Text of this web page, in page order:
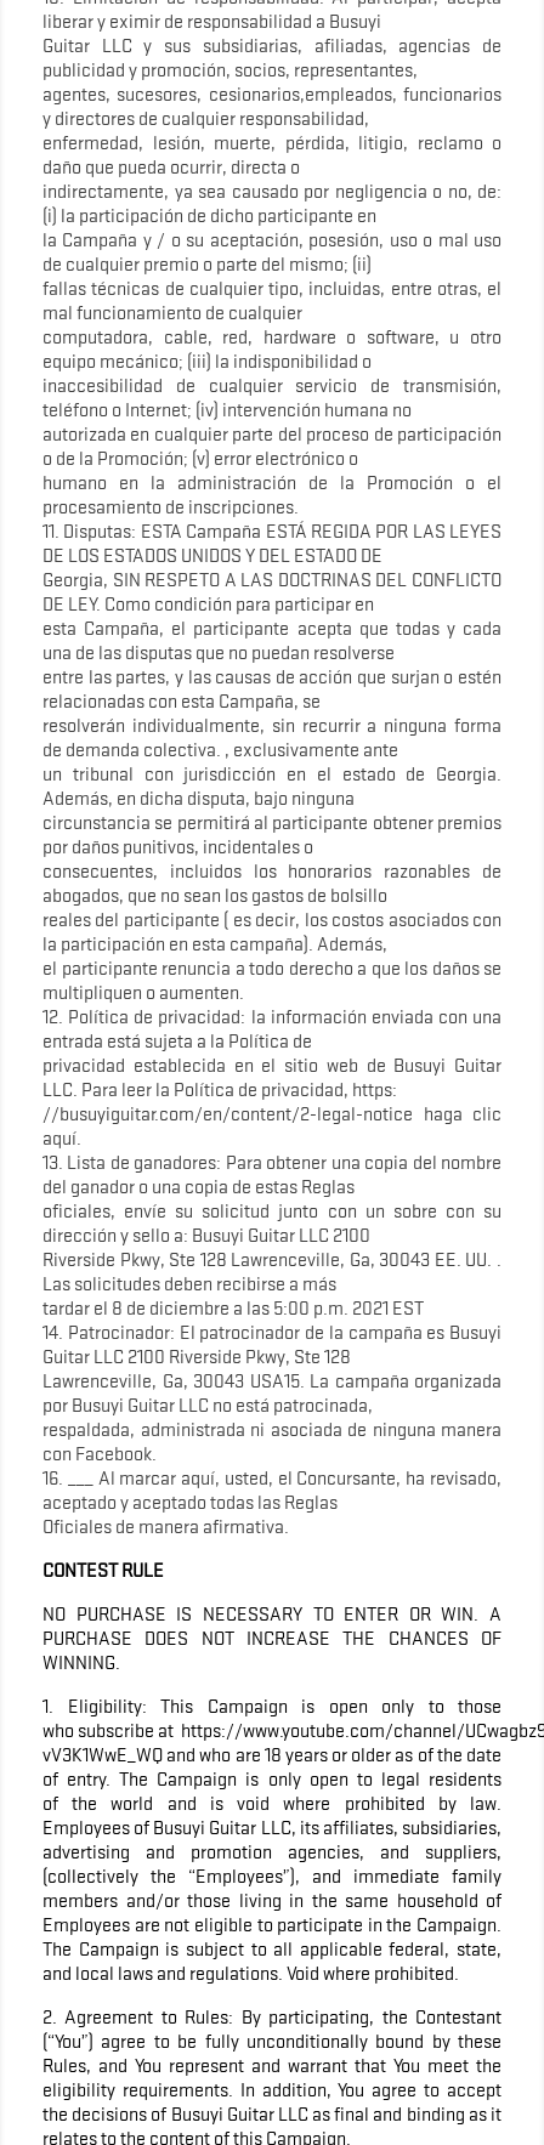
liberar y eximir de responsabilidad a Busuyi
Guitar LLC y sus subsidiarias, afiliadas, agencias de
publicidad y promoción, socios, representantes,
agentes, sucesores, cesionarios,empleados, funcionarios
y directores de cualquier responsabilidad,
enfermedad, lesión, muerte, pérdida, litigio, reclamo o
daño que pueda ocurrir, directa o
indirectamente, ya sea causado por negligencia o no, de:
(i) la participación de dicho participante en
la Campaña y / o su aceptación, posesión, uso o mal uso
de cualquier premio o parte del mismo; (ii)
fallas técnicas de cualquier tipo, incluidas, entre otras, el
mal funcionamiento de cualquier
computadora, cable, red, hardware o software, u otro
equipo mecánico; (iii) la indisponibilidad o
inaccesibilidad de cualquier servicio de transmisión,
teléfono o Internet; (iv) intervención humana no
autorizada en cualquier parte del proceso de participación
o de la Promoción; (v) error electrónico o
humano en la administración de la Promoción o el
procesamiento de inscripciones.
11. Disputas: ESTA Campaña ESTÁ REGIDA POR LAS LEYES
DE LOS ESTADOS UNIDOS Y DEL ESTADO DE
Georgia, SIN RESPETO A LAS DOCTRINAS DEL CONFLICTO
DE LEY. Como condición para participar en
esta Campaña, el participante acepta que todas y cada
una de las disputas que no puedan resolverse
entre las partes, y las causas de acción que surjan o estén
relacionadas con esta Campaña, se
resolverán individualmente, sin recurrir a ninguna forma
de demanda colectiva. , exclusivamente ante
un tribunal con jurisdicción en el estado de Georgia.
Además, en dicha disputa, bajo ninguna
circunstancia se permitirá al participante obtener premios
por daños punitivos, incidentales o
consecuentes, incluidos los honorarios razonables de
abogados, que no sean los gastos de bolsillo
reales del participante ( es decir, los costos asociados con
la participación en esta campaña). Además,
el participante renuncia a todo derecho a que los daños se
multipliquen o aumenten.
12. Política de privacidad: la información enviada con una
entrada está sujeta a la Política de
privacidad establecida en el sitio web de Busuyi Guitar
LLC. Para leer la Política de privacidad, https:
//busuyiguitar.com/en/content/2-legal-notice haga clic
aquí.
13. Lista de ganadores: Para obtener una copia del nombre
del ganador o una copia de estas Reglas
oficiales, envíe su solicitud junto con un sobre con su
dirección y sello a: Busuyi Guitar LLC 2100
Riverside Pkwy, Ste 128 Lawrenceville, Ga, 30043 EE. UU. .
Las solicitudes deben recibirse a más
tardar el 8 de diciembre a las 5:00 p.m. 2021 EST
14. Patrocinador: El patrocinador de la campaña es Busuyi
Guitar LLC 2100 Riverside Pkwy, Ste 128
Lawrenceville, Ga, 30043 USA15. La campaña organizada
por Busuyi Guitar LLC no está patrocinada,
respaldada, administrada ni asociada de ninguna manera
con Facebook.
16. ___ Al marcar aquí, usted, el Concursante, ha revisado,
aceptado y aceptado todas las Reglas
Oficiales de manera afirmativa.
CONTEST RULE
NO PURCHASE IS NECESSARY TO ENTER OR WIN. A
PURCHASE DOES NOT INCREASE THE CHANCES OF
WINNING.
1. Eligibility: This Campaign is open only to those
who subscribe at https://www.youtube.com/channel/
vV3K1WwE_WQ and who are 18 years or older as of the date
of entry. The Campaign is only open to legal residents
of the world and is void where prohibited by law.
Employees of Busuyi Guitar LLC, its affiliates, subsidiaries,
advertising and promotion agencies, and suppliers,
(collectively the “Employees”), and immediate family
members and/or those living in the same household of
Employees are not eligible to participate in the Campaign.
The Campaign is subject to all applicable federal, state,
and local laws and regulations. Void where prohibited.
2. Agreement to Rules: By participating, the Contestant
(“You”) agree to be fully unconditionally bound by these
Rules, and You represent and warrant that You meet the
eligibility requirements. In addition, You agree to accept
the decisions of Busuyi Guitar LLC as final and binding as it
relates to the content of this Campaign.